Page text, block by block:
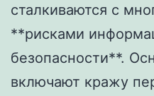
сталкиваются с
**рисками
безопасности**.
включают кражу